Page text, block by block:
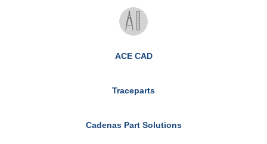
ACE CAD
Traceparts
Cadenas Part Solutions